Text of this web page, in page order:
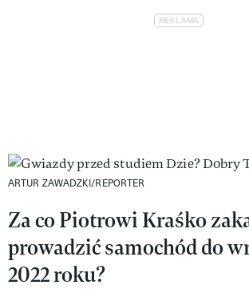
ARTUR ZAWADZKI/REPORTER
Za co Piotrowi Kraśko
prowadzić samochód do
2022 roku?